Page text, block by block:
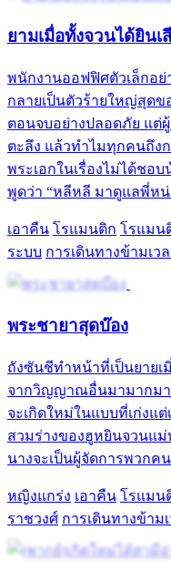
ยามเมื่อทั้งจวนได้ยินเ
พนักงานออฟฟิศตัวเล็กอย่
กลายเป็นตัวร้ายใหญ่สุดข
ตอนจบอย่างปลอดภัย แต่
ตะลึง แล้วทำไมทุกคนถึง
พระเอกในเรื่องไม่ได้ชอ
พูดว่า “หลีหลี มาดูแลพี่หน่
เอาคืน โรแมนติก โรแมน
ระบบ การเดินทางข้ามเว
พระชายาสุดบ๊อง
ถังซันชีทำหน้าที่เป็นยาย
จากวิญญาณอื่นมามากมา
จะเกิดใหม่ในแบบที่เก่งแ
สวมร่างของฮูหยินจวนแ
นางจะเป็นผู้จัดการพวกคน
หญิงแกร่ง เอาคืน โรแมน
ราชวงศ์ การเดินทางข้าม